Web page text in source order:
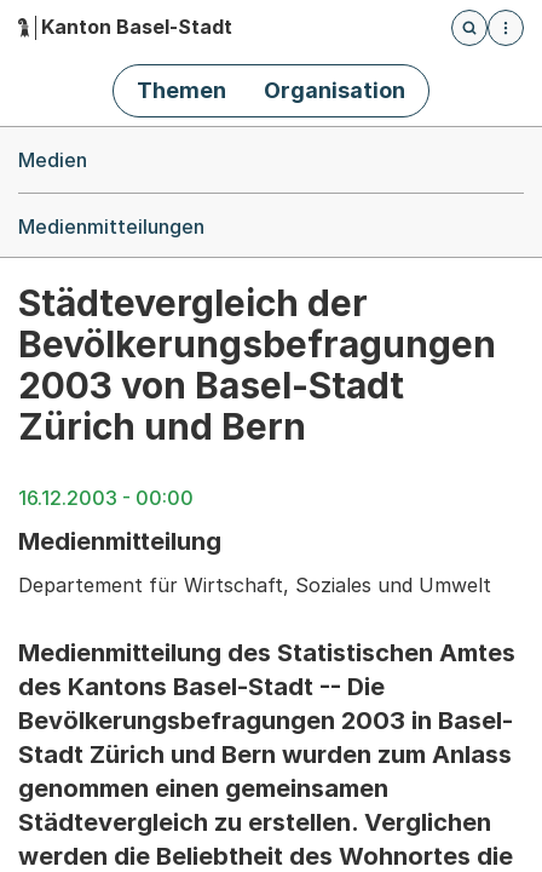
Hauptnavigation
Kanton Basel-Stadt
Öffnet
Themen Organisation
Medien
Medienmitteilungen
Städtevergleich der
Bevölkerungsbefragungen
2003 von Basel-Stadt
Zürich und Bern
16.12.2003 - 00:00
Medienmitteilung
Departement für Wirtschaft, Soziales und Umwelt
Medienmitteilung des Statistischen Amtes
des Kantons Basel-Stadt -- Die
Bevölkerungsbefragungen 2003 in Basel-
Stadt Zürich und Bern wurden zum Anlass
genommen einen gemeinsamen
Städtevergleich zu erstellen. Verglichen
werden die Beliebtheit des Wohnortes die